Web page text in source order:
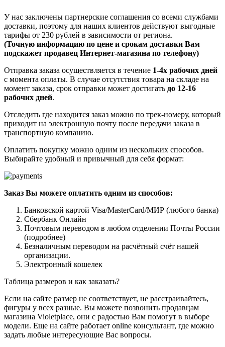
У нас заключены партнерские соглашения со всеми службами
доставки, поэтому для наших клиентов действуют выгодные
тарифы от 230 рублей в зависимости от региона.
(Точную информацию по цене и срокам доставки Вам
подскажет продавец Интернет-магазина по телефону)
Отправка заказа осуществляется в течение 1-4х рабочих дней
с момента оплаты. В случае отсутствия товара на складе на
момент заказа, срок отправки может достигать до 12-16
рабочих дней.
Отследить где находится заказ можно по трек-номеру, который
приходит на электронную почту после передачи заказа в
транспортную компанию.
Оплатить покупку можно одним из нескольких способов.
Выбирайте удобный и привычный для себя формат:
Заказ Вы можете оплатить одним из способов:
Банковской картой Visa/MasterCard/МИР (любого банка)
Сбербанк Онлайн
Почтовым переводом в любом отделении Почты России
(подробнее)
Безналичным переводом на расчётный счёт нашей
организации.
Электронный кошелек
Таблица размеров и как заказать?
Если на сайте размер не соответствует, не расстраивайтесь,
фигуры у всех разные. Вы можете позвонить продавцам
магазина Violetplace, они с радостью Вам помогут в выборе
модели. Еще на сайте работает online консультант, где можно
задать любые интересующие Вас вопросы.